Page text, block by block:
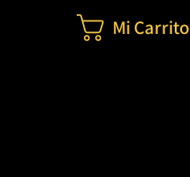
Mi Carrito